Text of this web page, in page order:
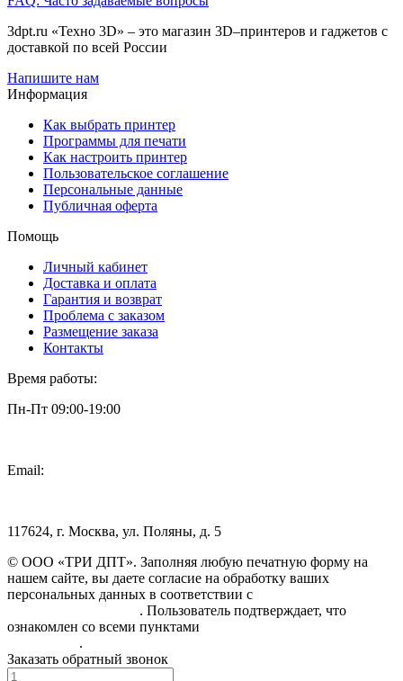
3dpt.ru «Техно 3D» – это магазин 3D–принтеров и гаджетов с
доставкой по всей России
Напишите нам
Информация
Как выбрать принтер
Программы для печати
Как настроить принтер
Пользовательское соглашение
Персональные данные
Публичная оферта
Помощь
Личный кабинет
Доставка и оплата
Гарантия и возврат
Проблема с заказом
Размещение заказа
Контакты
Время работы:
Пн-Пт 09:00-19:00
Email:
117624, г. Москва, ул. Поляны, д. 5
© ООО «ТРИ ДПТ». Заполняя любую печатную форму на
нашем сайте, вы даете согласие на обработку ваших
персональных данных в соответствии с
. Пользователь подтверждает, что
ознакомлен со всеми пунктами
.
Заказать обратный звонок